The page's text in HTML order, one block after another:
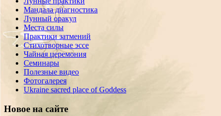
Мандала диагностика
Лунный оракул
Места силы
Практики затмений
Стихотворные эссе
Чайная церемония
Семинары
Полезные видео
Фотогалерея
Ukraine sacred place of Goddess
Новое на сайте